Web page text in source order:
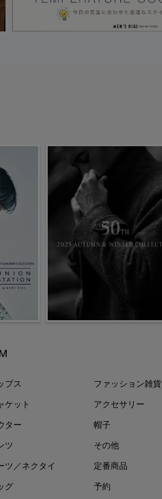
プス
ケット
ター
ツ
ツ／ネクタイ
グ
ファッション雑貨
アクセサリー
帽子
その他
定番商品
予約